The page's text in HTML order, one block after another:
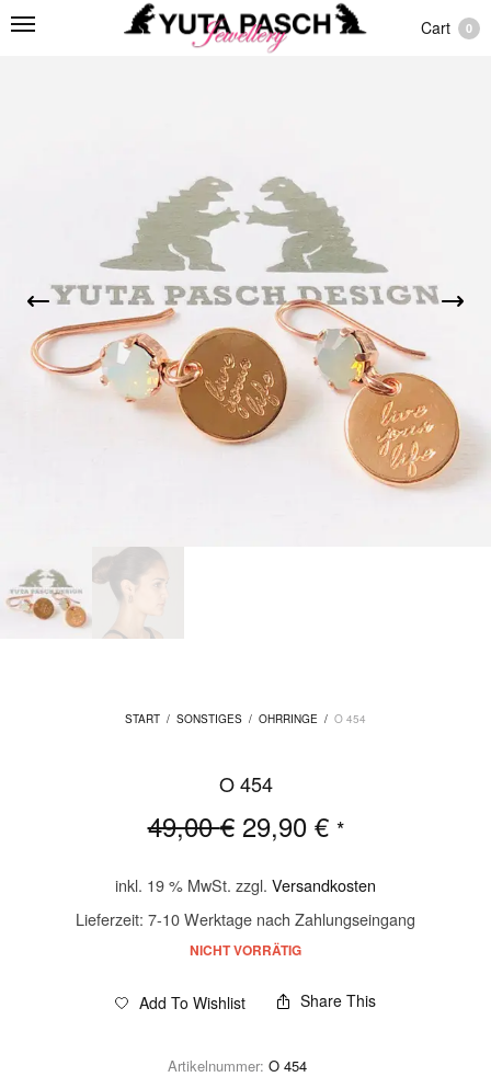
Cart 0
START / SONSTIGES / OHRRINGE / O 454
O 454
49,00€ Ursprünglicher
Preis war:
49,00 €
29,90 €Aktueller
29,90 €.
*
inkl. 19 % MwSt. zzgl. Versandkosten
Lieferzeit: 7-10 Werktage nach Zahlungseingang
NICHT VORRÄTIG
Add To Wishlist Share This
Artikelnummer: O 454